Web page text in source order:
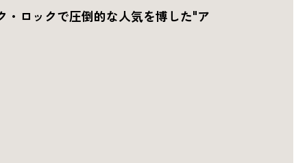
・ロックで圧倒的な人気を博した"ア